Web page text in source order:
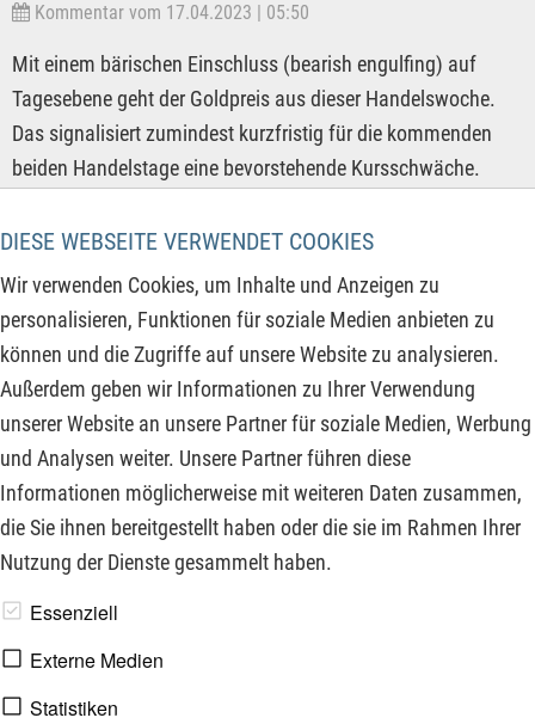
DIESE WEBSEITE VERWENDET COOKIES
Wir verwenden Cookies, um Inhalte und Anzeigen zu
personalisieren, Funktionen für soziale Medien anbieten zu
können und die Zugriffe auf unsere Website zu analysieren.
Außerdem geben wir Informationen zu Ihrer Verwendung
unserer Website an unsere Partner für soziale Medien, Werbung
und Analysen weiter. Unsere Partner führen diese
Informationen möglicherweise mit weiteren Daten zusammen,
die Sie ihnen bereitgestellt haben oder die sie im Rahmen Ihrer
Nutzung der Dienste gesammelt haben.
Essenziell
Externe Medien
Statistiken
Kommentar vom 17.04.2023 | 05:50
Mit einem bärischen Einschluss (bearish engulfing) auf
Tagesebene geht der Goldpreis aus dieser Handelswoche.
Das signalisiert zumindest kurzfristig für die kommenden
beiden Handelstage eine bevorstehende Kursschwäche.
das auf Wert- und Zeitebene. Mehrwöchige Kursrücksetzer,
sofern kein neues Allzeithoch sich ausbildet sollten daher
nicht überraschen. Doch ist das eine Gefahr oder einer
Chance? Wie sieht das Verhältnis/Ratio von Dow Jones und
Nasdaq zum Goldpreis aus und liefert das ggf. einen
interessanten Ansatz über den es sich länger nachzudenken
lohnt?
www.derfinanzinvestor.de - © 2026 - Die Publikation für